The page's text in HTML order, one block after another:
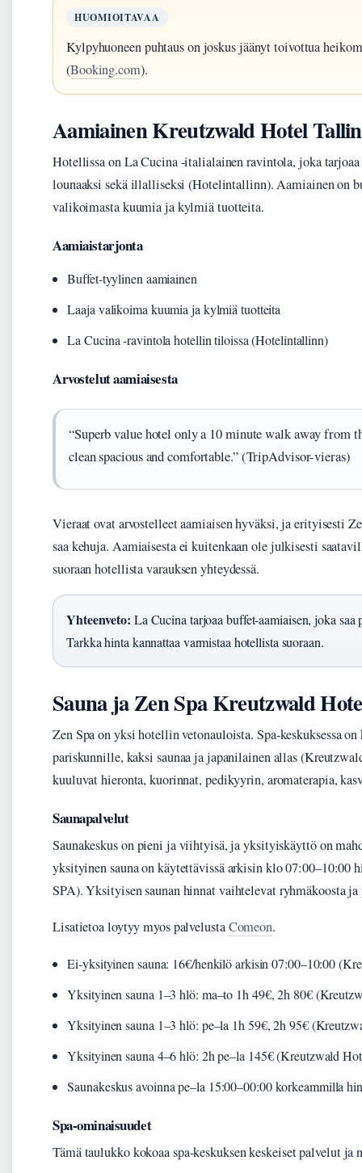
HUOMIOITAVAA
Kylpyhuoneen puhtaus on joskus jäänyt toivottua
(Booking.com).
Aamiainen Kreutzwald Hotel
Hotellissa on La Cucina -italialainen ravintola, joka
lounaaksi sekä illalliseksi (Hotelintallinn). Aamiainen on
valikoimasta kuumia ja kylmiä tuotteita.
Aamiaistarjonta
Buffet-tyylinen aamiainen
Laaja valikoima kuumia ja kylmiä tuotteita
La Cucina -ravintola hotellin tiloissa (Hotelintallinn)
Arvostelut aamiaisesta
“Superb value hotel only a 10 minute walk away from
clean spacious and comfortable.” (TripAdvisor-vieras)
Vieraat ovat arvostelleet aamiaisen hyväksi, ja erityisesti
saa kehuja. Aamiaisesta ei kuitenkaan ole julkisesti
suoraan hotellista varauksen yhteydessä.
Yhteenveto: La Cucina tarjoaa buffet-aamiaisen, joka
Tarkka hinta kannattaa varmistaa hotellista suoraan.
Sauna ja Zen Spa Kreutzwald
Zen Spa on yksi hotellin vetonauloista. Spa-keskuksessa
pariskunnille, kaksi saunaa ja japanilainen allas
kuuluvat hieronta, kuorinnat, pedikyyrin, aromaterapia,
Saunapalvelut
Saunakeskus on pieni ja viihtyisä, ja yksityiskäyttö on
yksityinen sauna on käytettävissä arkisin klo
SPA). Yksityisen saunan hinnat vaihtelevat ryhmäkoosta
Lisatietoa loytyy myos palvelustaComeon.
Ei-yksityinen sauna: 16€/henkilö arkisin 07:00–10:00
Yksityinen sauna 1–3 hlö: ma–to 1h 49€, 2h 80€
Yksityinen sauna 1–3 hlö: pe–la 1h 59€, 2h 95€
Yksityinen sauna 4–6 hlö: 2h pe–la 145€ (Kreutzwald
Saunakeskus avoinna pe–la 15:00–00:00 korkeammilla
Spa-ominaisuudet
Tämä taulukko kokoaa spa-keskuksen keskeiset palvelut ja